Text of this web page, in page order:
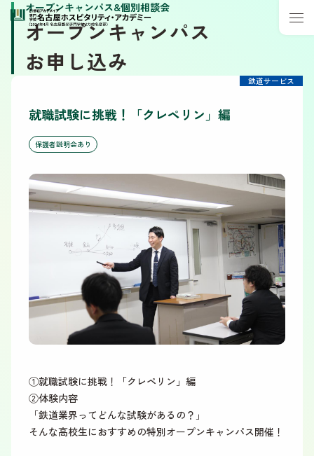
オープンキャンパス&個別相談会
オープンキャンパス
お申し込み
鉄道サービス
就職試験に挑戦！「クレペリン」編
保護者説明会あり
①就職試験に挑戦！「クレペリン」編
②体験内容
「鉄道業界ってどんな試験があるの？」
そんな高校生におすすめの特別オープンキャンパス開催！